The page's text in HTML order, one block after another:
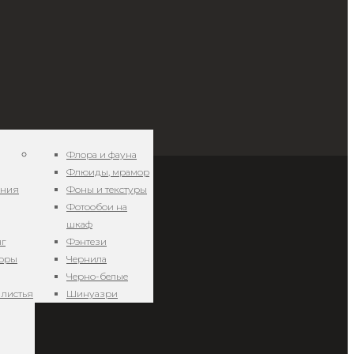
Флора и фауна
Флюиды, мрамор
Фоны и текстуры
Фотообои на
шкаф
Фэнтези
Чернила
Черно-белые
Шинуазри